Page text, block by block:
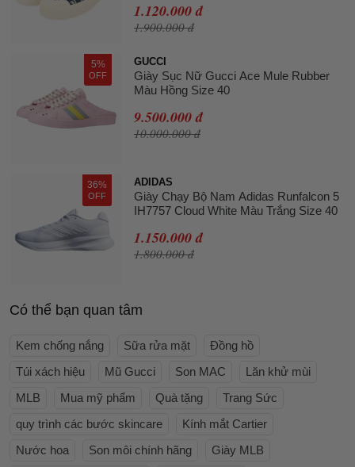
1.120.000 đ
1.900.000 đ
5%
OFF
GUCCI
Giày Sục Nữ Gucci Ace Mule Rubber
Màu Hồng Size 40
9.500.000 đ
10.000.000 đ
36%
OFF
ADIDAS
Giày Chạy Bộ Nam Adidas Runfalcon 5
IH7757 Cloud White Màu Trắng Size 40
1.150.000 đ
1.800.000 đ
Có thể bạn quan tâm
Kem chống nắng Sữa rửa mặt
Đồng hồ
Túi xách hiệu
Mũ Gucci Son MAC
Lăn khử mùi
MLB
Mua mỹ phẩm Quà tặng
Trang Sức
quy trình các bước skincare
Kính mắt Cartier
Nước hoa
Son môi chính hãng
Giày MLB